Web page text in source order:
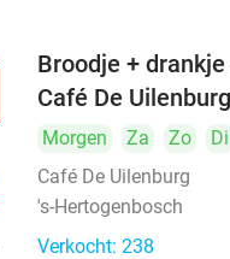
Broodje +
Café De Uilenburg
Morgen Za Zo Di
Café De Uilenburg
's-Hertogenbosch
Verkocht: 238